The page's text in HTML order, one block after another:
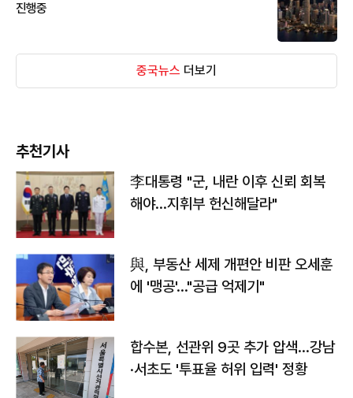
진행중
중국뉴스 더보기
추천기사
李대통령 "군, 내란 이후 신뢰 회복
해야…지휘부 헌신해달라"
與, 부동산 세제 개편안 비판 오세훈
에 '맹공'…"공급 억제기"
합수본, 선관위 9곳 추가 압색…강남
·서초도 '투표율 허위 입력' 정황